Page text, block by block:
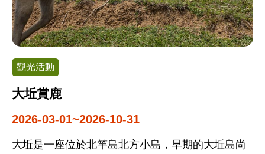
觀光活動
大坵賞鹿
2026-03-01~2026-10-31
大坵是一座位於北竿島北方小島，早期的大坵島尚